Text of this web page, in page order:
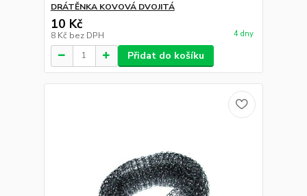
DRÁTĚNKA KOVOVÁ DVOJITÁ
10 Kč
8 Kč bez DPH 4 dny
Přidat do košíku